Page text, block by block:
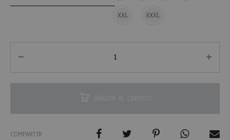
XXL XXXL
AÑADIR AL CARRITO
COMPARTIR